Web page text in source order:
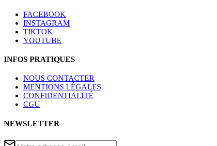
FACEBOOK
INSTAGRAM
TIKTOK
YOUTUBE
INFOS PRATIQUES
NOUS CONTACTER
MENTIONS LÉGALES
CONFIDENTIALITÉ
CGU
NEWSLETTER